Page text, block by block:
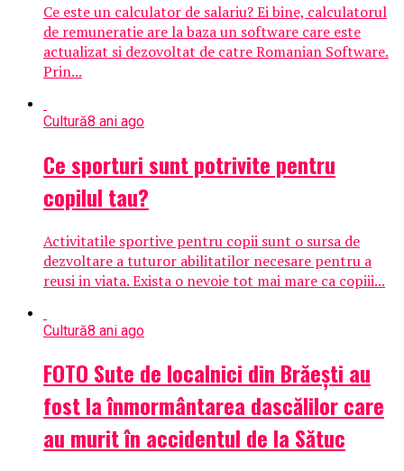
Ce este un calculator de salariu? Ei bine, calculatorul
de remuneratie are la baza un software care este
actualizat si dezovoltat de catre Romanian Software.
Prin...
Cultură8 ani ago
Ce sporturi sunt potrivite pentru
copilul tau?
Activitatile sportive pentru copii sunt o sursa de
dezvoltare a tuturor abilitatilor necesare pentru a
reusi in viata. Exista o nevoie tot mai mare ca copiii...
Cultură8 ani ago
FOTO Sute de localnici din Brăești au
fost la înmormântarea dascălilor care
au murit în accidentul de la Sătuc